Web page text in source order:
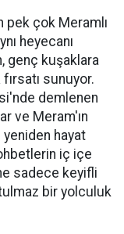
pek çok Meramlı
heyecanı
genç kuşaklara
sunuyor.
demlenen
ve Meram'ın
hayat
iç içe
sadece keyifli
bir yolculuk